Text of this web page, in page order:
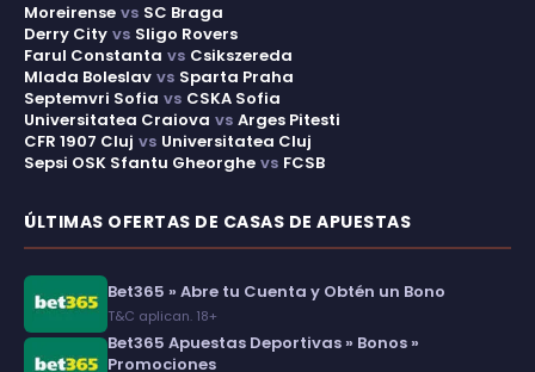
Moreirense vs SC Braga
Derry City vs Sligo Rovers
Farul Constanta vs Csikszereda
Mlada Boleslav vs Sparta Praha
Septemvri Sofia vs CSKA Sofia
Universitatea Craiova vs Arges Pitesti
CFR 1907 Cluj vs Universitatea Cluj
Sepsi OSK Sfantu Gheorghe vs FCSB
ÚLTIMAS OFERTAS DE CASAS DE APUESTAS
Bet365 » Abre tu Cuenta y Obtén un Bono
T&C aplican. 18+
Bet365 Apuestas Deportivas » Bonos »
Promociones